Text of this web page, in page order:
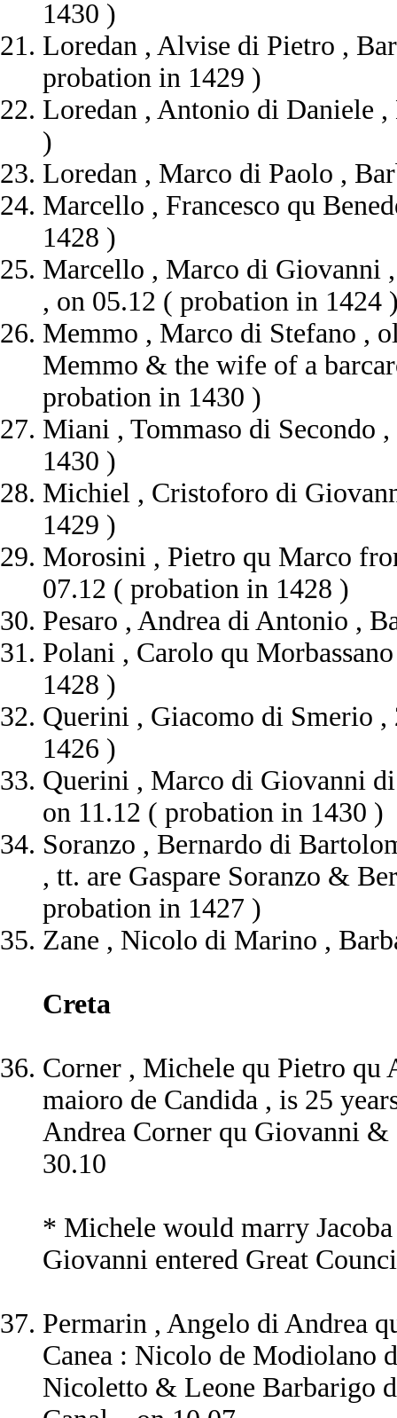
1430 )
Loredan , Alvise di Pietro ,
probation in 1429 )
Loredan , Antonio di Daniele
)
Loredan , Marco di Paolo ,
Marcello , Francesco qu
1428 )
Marcello , Marco di Giovanni
, on 05.12 ( probation in 1424
Memmo , Marco di Stefano ,
Memmo & the wife of a
probation in 1430 )
Miani , Tommaso di Secondo
1430 )
Michiel , Cristoforo di
1429 )
Morosini , Pietro qu Marco
07.12 ( probation in 1428 )
Pesaro , Andrea di Antonio ,
Polani , Carolo qu
1428 )
Querini , Giacomo di Smerio
1426 )
Querini , Marco di Giovanni
on 11.12 ( probation in 1430 )
Soranzo , Bernardo di
, tt. are Gaspare Soranzo &
probation in 1427 )
Zane , Nicolo di Marino ,
Creta
Corner , Michele qu Pietro qu
maioro de Candida , is 25
Andrea Corner qu Giovanni
30.10
* Michele would marry
Giovanni entered Great
Permarin , Angelo di Andrea
Canea : Nicolo de Modiolano
Nicoletto & Leone Barbarigo